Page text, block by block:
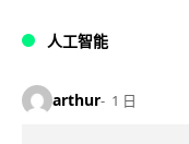
人工智能
arthur 1 日